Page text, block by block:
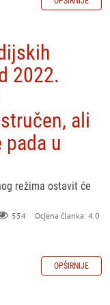
2022.
ali
pada u
režima ostavit će
554 Ocjena članka: 4.0
OPŠIRNIJE